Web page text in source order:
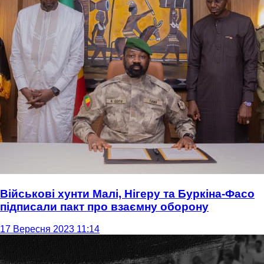
Військові хунти Малі, Нігеру та Буркіна-Фасо
підписали пакт про взаємну оборону
17 Вересня 2023 11:14